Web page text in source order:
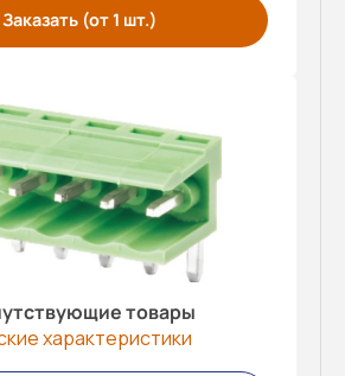
Заказать (от 1 шт.)
товары
характеристики